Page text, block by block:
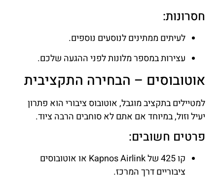
חסרונות:
לעיתים ממתינים לנוסעים נוספים.
עצירות במספר מלונות לפני ההגעה שלכם.
אוטובוסים – הבחירה התקציבית
למטיילים בתקציב מוגבל, אוטובוס ציבורי הוא פתרון
יעיל וזול, במיוחד אם אתם לא סוחבים הרבה ציוד.
פרטים חשובים:
קו 425 של Kapnos Airlink או אוטובוסים
ציבוריים דרך המרכז.